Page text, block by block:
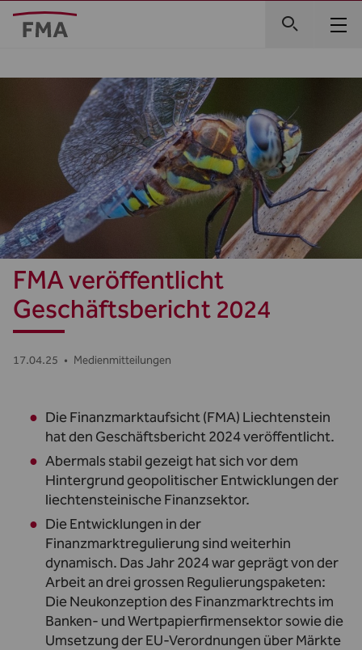
FMA veröffentlicht
Geschäftsbericht 2024
17.04.25 • Medienmitteilungen
Die Finanzmarktaufsicht (FMA) Liechtenstein
hat den Geschäftsbericht 2024 veröffentlicht.
Abermals stabil gezeigt hat sich vor dem
Hintergrund geopolitischer Entwicklungen der
liechtensteinische Finanzsektor.
Die Entwicklungen in der
Finanzmarktregulierung sind weiterhin
dynamisch. Das Jahr 2024 war geprägt von der
Arbeit an drei grossen Regulierungspaketen:
Die Neukonzeption des Finanzmarktrechts im
Banken- und Wertpapierfirmensektor sowie die
Umsetzung der EU-Verordnungen über Märkte